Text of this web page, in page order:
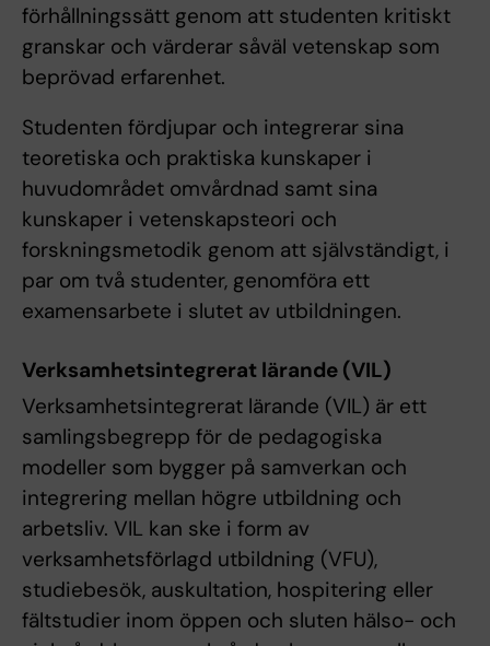
förhållningssätt genom att studenten kritiskt
granskar och värderar såväl vetenskap som
beprövad erfarenhet.
Studenten fördjupar och integrerar sina
teoretiska och praktiska kunskaper i
huvudområdet omvårdnad samt sina
kunskaper i vetenskapsteori och
forskningsmetodik genom att självständigt, i
par om två studenter, genomföra ett
examensarbete i slutet av utbildningen.
Verksamhetsintegrerat lärande (VIL)
Verksamhetsintegrerat lärande (VIL) är ett
samlingsbegrepp för de pedagogiska
modeller som bygger på samverkan och
integrering mellan högre utbildning och
arbetsliv. VIL kan ske i form av
verksamhetsförlagd utbildning (VFU),
studiebesök, auskultation, hospitering eller
fältstudier inom öppen och sluten hälso- och